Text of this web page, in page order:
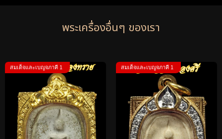
พระเครื่องอื่นๆ ของเรา
สมเด็จและเบญจภาคี 1 สมเด็จและเบญจภาคี 1